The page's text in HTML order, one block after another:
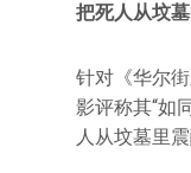
把死人从坟
针对《华尔
影评称其“如
人从坟墓里震